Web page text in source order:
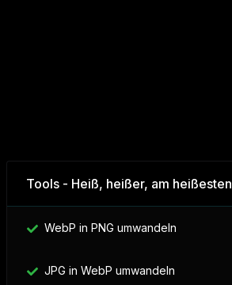
Tools - Heiß, heißer, am heißesten
WebP in PNG umwandeln
JPG in WebP umwandeln